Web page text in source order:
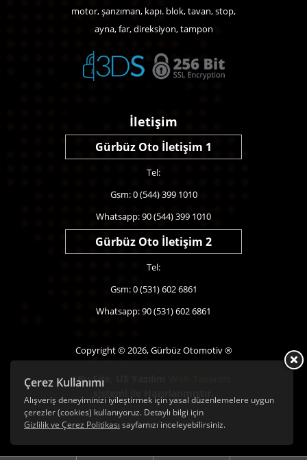
Çerez Kullanımı
Alışveriş deneyiminizi iyileştirmek için yasal düzenlemelere uygun
çerezler (cookies) kullanıyoruz. Detaylı bilgi için
Gizlilik ve Çerez Politikası sayfamızı inceleyebilirsiniz.
motor, şanzıman, kapı. blok, tavan, stop,
ayna, far, direksiyon, tampon
İletişim
Gürbüz Oto İletişim 1
Tel:
Gsm: 0 (544) 399 1010
Whatsapp: 90 (544) 399 1010
Gürbüz Oto İletişim 2
Tel:
Gsm: 0 (531) 602 6861
Whatsapp: 90 (531) 602 6861
Copyright © 2026, Gürbüz Otomotiv ®
Bu Site,